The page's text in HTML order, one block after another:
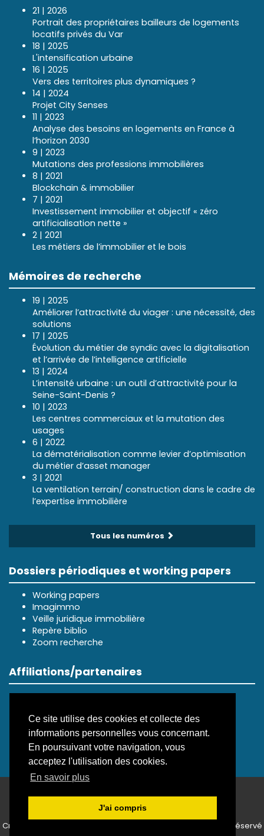
Ce site utilise des cookies et collecte des
informations personnelles vous concernant.
En poursuivant votre navigation, vous
acceptez l'utilisation des cookies.
En savoir plus
J'ai compris
21 | 2026
Portrait des propriétaires bailleurs de logements
locatifs privés du Var
18 | 2025
L'intensification urbaine
16 | 2025
Vers des territoires plus dynamiques ?
14 | 2024
Projet City Senses
11 | 2023
Analyse des besoins en logements en France à
l’horizon 2030
9 | 2023
Mutations des professions immobilières
8 | 2021
Blockchain & immobilier
7 | 2021
Investissement immobilier et objectif « zéro
artificialisation nette »
2 | 2021
Les métiers de l’immobilier et le bois
Mémoires de recherche
19 | 2025
Améliorer l’attractivité du viager : une nécessité, des
solutions
17 | 2025
Évolution du métier de syndic avec la digitalisation
et l’arrivée de l’intelligence artificielle
13 | 2024
L’intensité urbaine : un outil d’attractivité pour la
Seine-Saint-Denis ?
10 | 2023
Les centres commerciaux et la mutation des
usages
6 | 2022
La dématérialisation comme levier d’optimisation
du métier d’asset manager
3 | 2021
La ventilation terrain/ construction dans le cadre de
l’expertise immobilière
Tous les numéros
Dossiers périodiques et working papers
Working papers
Imagimmo
Veille juridique immobilière
Repère biblio
Zoom recherche
Affiliations/partenaires
—Politique de confidentialité
Créé et hébergé par Chapitre 9
Accès réservé